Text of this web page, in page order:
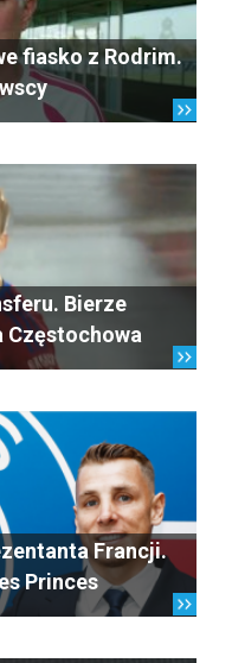
fiasko z Rodrim.
Bierze
Częstochowa
Francji.
Princes